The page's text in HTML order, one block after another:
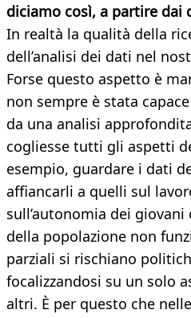
diciamo così, a partire dai
In realtà la qualità della
dell’analisi dei dati nel
Forse questo aspetto è
non sempre è stata
da una analisi
cogliesse tutti gli aspetti
esempio, guardare i dati
affiancarli a quelli sul
sull’autonomia dei giovani
della popolazione non
parziali si rischiano
focalizzandosi su un solo
altri. È per questo che